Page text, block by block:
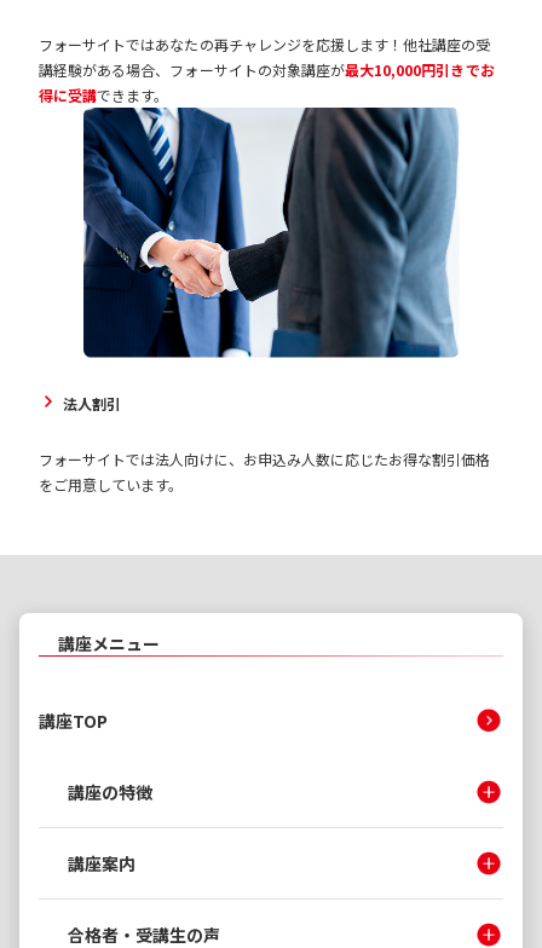
フォーサイトではあなたの再チャレンジを応援します！他社講座の受
講経験がある場合、フォーサイトの対象講座が最大10,000円引きでお
得に受講できます。
法人割引
フォーサイトでは法人向けに、お申込み人数に応じたお得な割引価格
をご用意しています。
講座メニュー
講座TOP
講座の特徴
講座案内
合格者・受講生の声